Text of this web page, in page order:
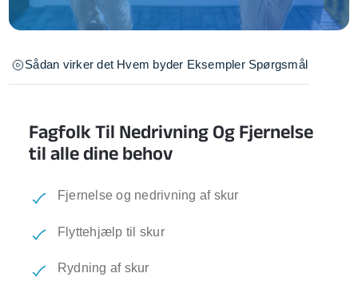
Sådan virker det Hvem byder Eksempler Spørgsmål
Fagfolk Til Nedrivning Og Fjernelse
til alle dine behov
Fjernelse og nedrivning af skur
Flyttehjælp til skur
Rydning af skur